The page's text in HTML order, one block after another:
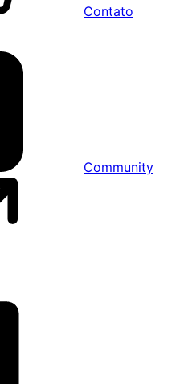
Contato
Community